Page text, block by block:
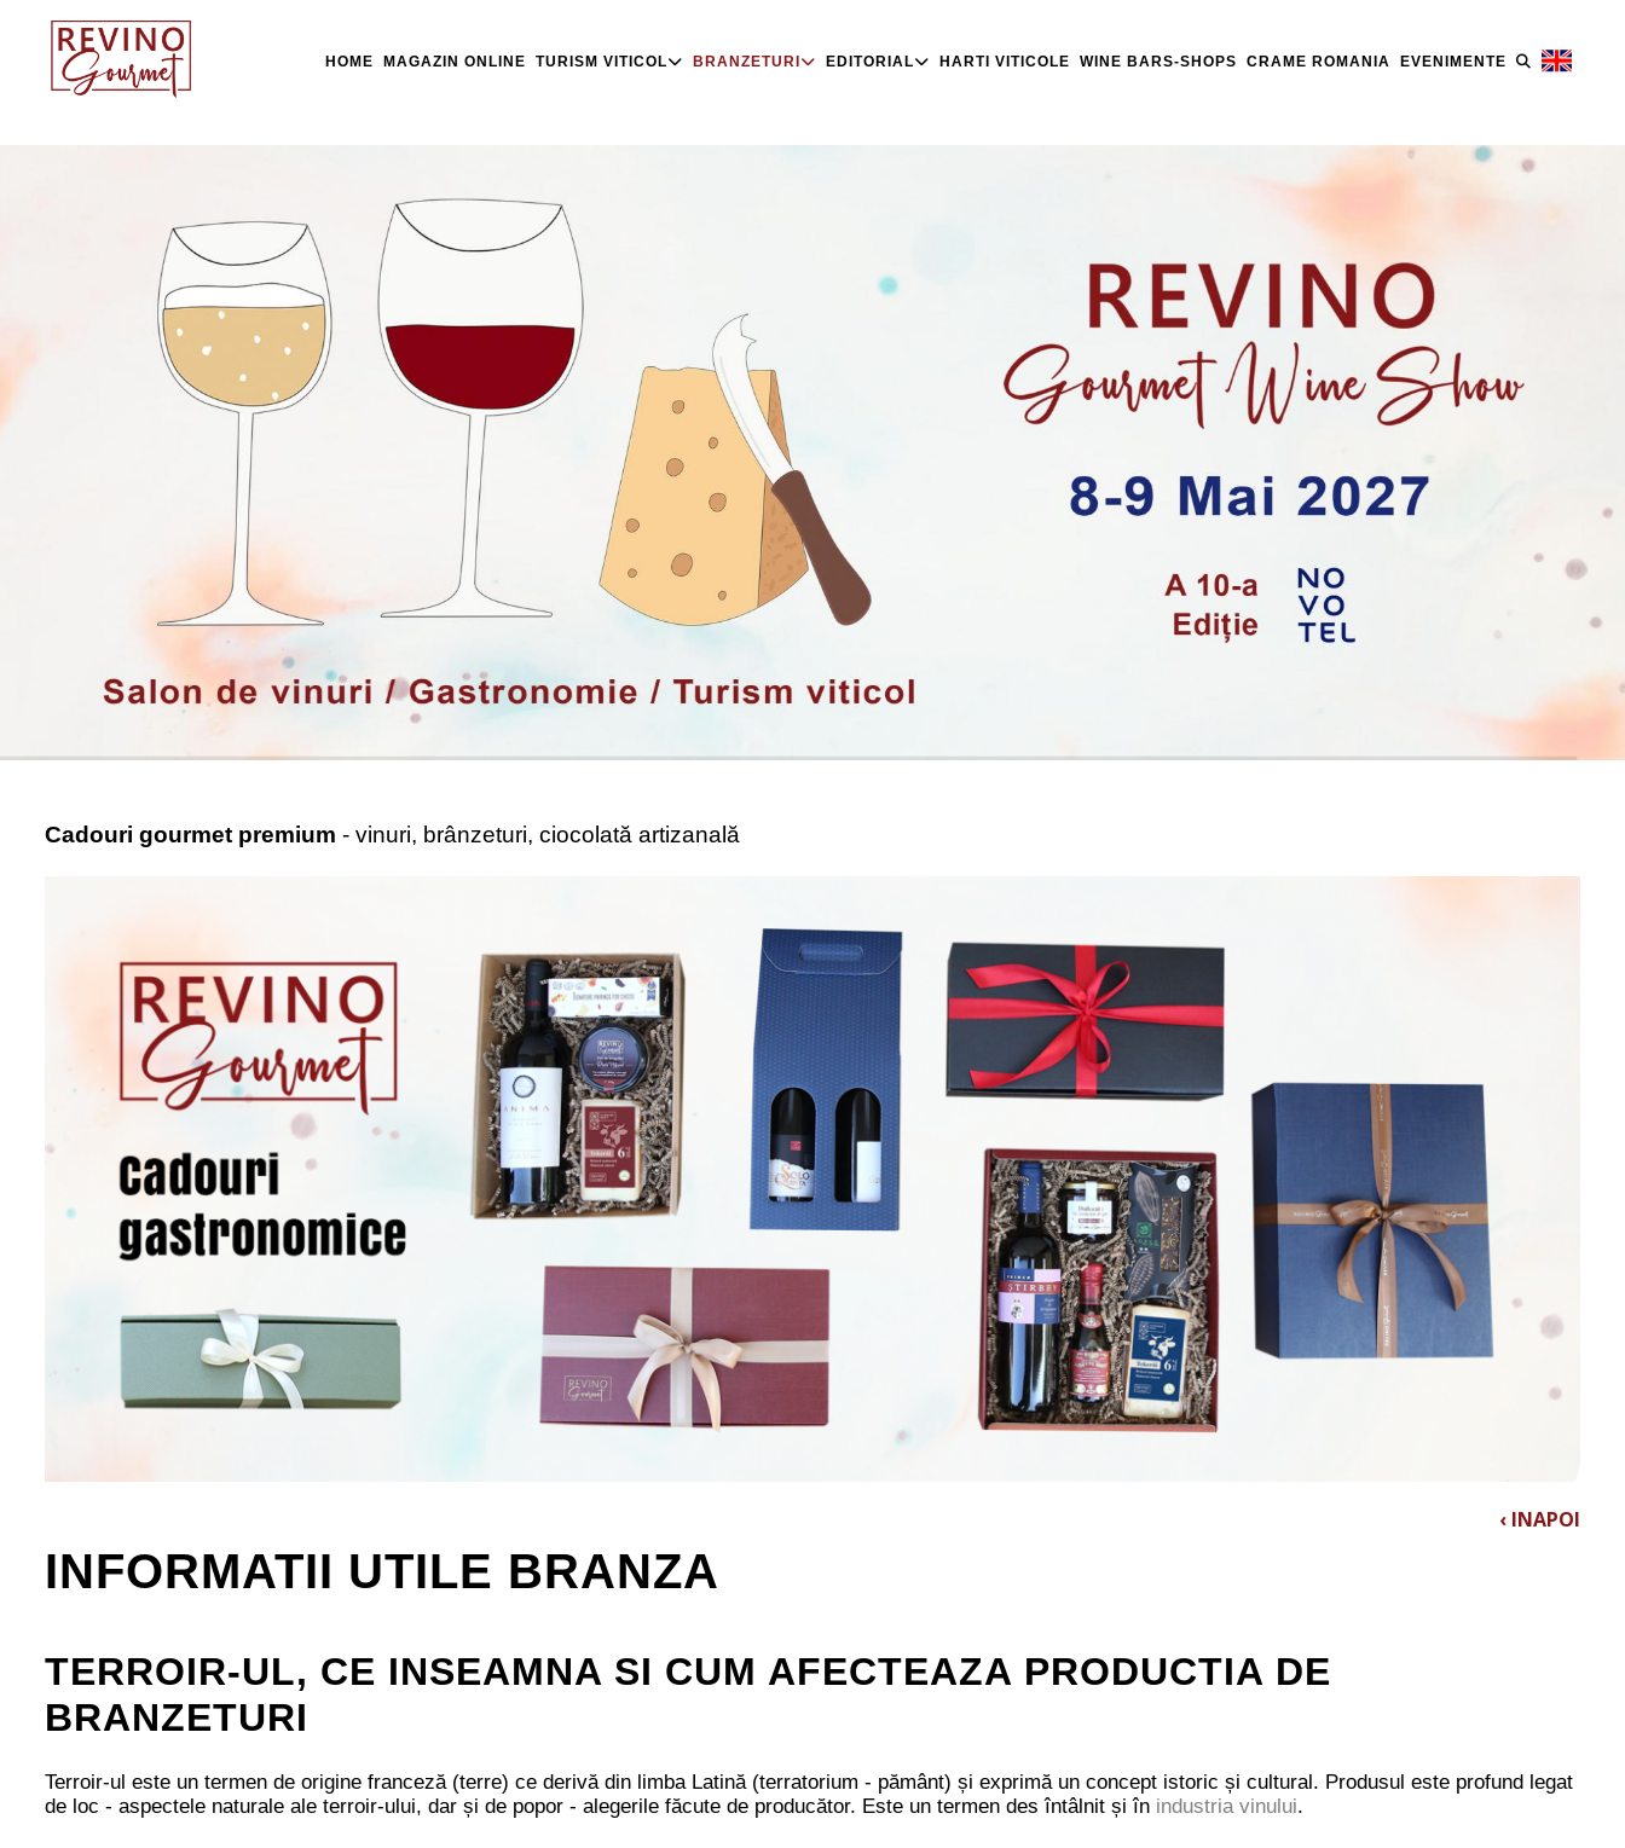
HOME MAGAZIN ONLINE TURISM VITICOL BRANZETURI EDITORIAL HARTI VITICOLE WINE BARS-SHOPS CRAME ROMANIA EVENIMENTE
Cadouri gourmet premium - vinuri, brânzeturi, ciocolată artizanală
INFORMATII UTILE BRANZA
TERROIR-UL, CE INSEAMNA SI CUM AFECTEAZA PRODUCTIA DE
BRANZETURI
‹ INAPOI
Terroir-ul este un termen de origine franceză (terre) ce derivă din limba Latină (terratorium - pământ) și exprimă un concept istoric și cultural. Produsul este profund legat
de loc - aspectele naturale ale terroir-ului, dar și de popor - alegerile făcute de producător. Este un termen des întâlnit și în industria vinului.